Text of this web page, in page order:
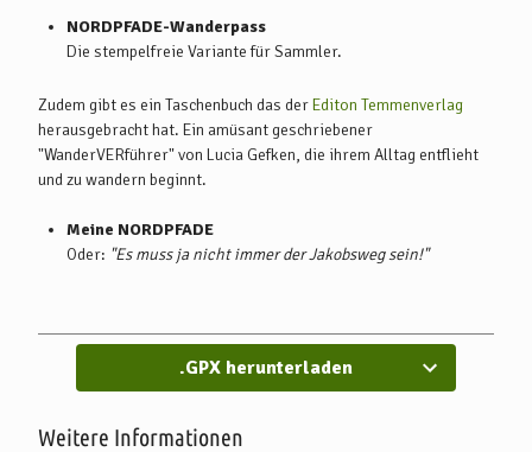
NORDPFADE-Wanderpass
Die stempelfreie Variante für Sammler.
Zudem gibt es ein Taschenbuch das derEditon Temmenverlag
herausgebracht hat. Ein amüsant geschriebener
"WanderVERführer" von Lucia Gefken, die ihrem Alltag entflieht
und zu wandern beginnt.
Meine NORDPFADE
Oder: "Es muss ja nicht immer der Jakobsweg sein!"
Weitere Informationen
.GPX herunterladen